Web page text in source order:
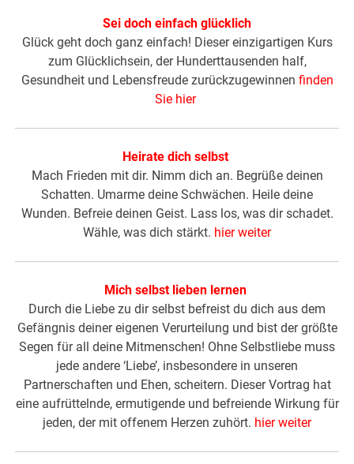
Sei doch einfach glücklich
Glück geht doch ganz einfach! Dieser einzigartigen Kurs
zum Glücklichsein, der Hunderttausenden half,
Gesundheit und Lebensfreude zurückzugewinnen finden
Sie hier
Heirate dich selbst
Mach Frieden mit dir. Nimm dich an. Begrüße deinen
Schatten. Umarme deine Schwächen. Heile deine
Wunden. Befreie deinen Geist. Lass los, was dir schadet.
Wähle, was dich stärkt. hier weiter
Mich selbst lieben lernen
Durch die Liebe zu dir selbst befreist du dich aus dem
Gefängnis deiner eigenen Verurteilung und bist der größte
Segen für all deine Mitmenschen! Ohne Selbstliebe muss
jede andere ‘Liebe’, insbesondere in unseren
Partnerschaften und Ehen, scheitern. Dieser Vortrag hat
eine aufrüttelnde, ermutigende und befreiende Wirkung für
jeden, der mit offenem Herzen zuhört. hier weiter